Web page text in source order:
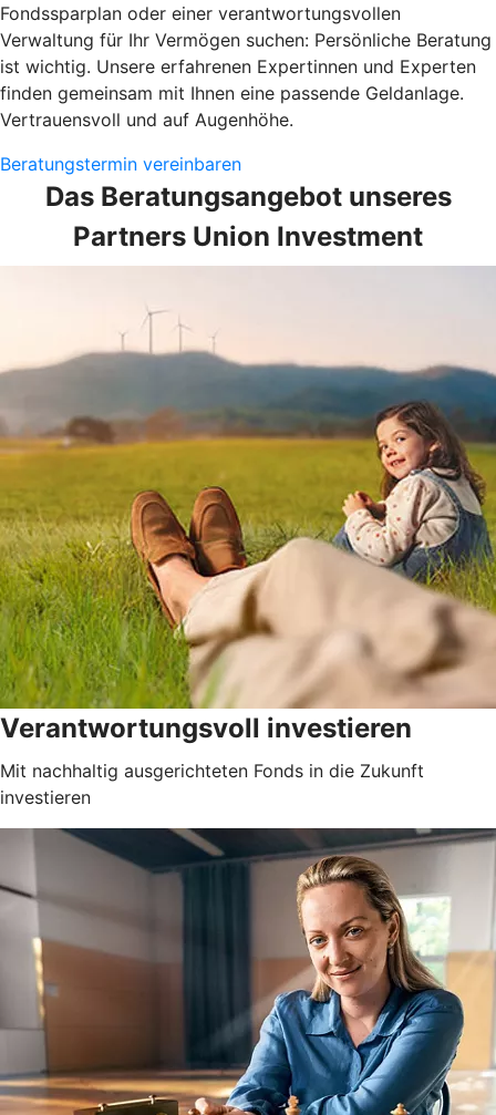
Fondssparplan oder einer verantwortungsvollen
Verwaltung für Ihr Vermögen suchen: Persönliche Beratung
ist wichtig. Unsere erfahrenen Expertinnen und Experten
finden gemeinsam mit Ihnen eine passende Geldanlage.
Vertrauensvoll und auf Augenhöhe.
Beratungstermin vereinbaren
Das Beratungsangebot unseres
Partners Union Investment
Verantwortungsvoll investieren
Mit nachhaltig ausgerichteten Fonds in die Zukunft
investieren